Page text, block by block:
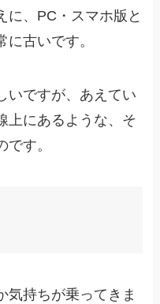
に、PC・スマホ版と
古いです。
いですが、あえてい
上にあるような、そ
す。
気持ちが乗ってきま